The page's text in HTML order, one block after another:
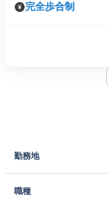
完全歩合制
勤務地
職種